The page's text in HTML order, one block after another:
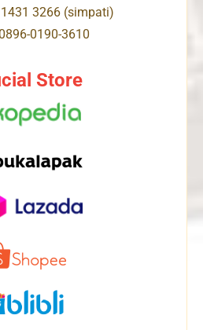
3266 (simpati)
0896-0190-3610
Store